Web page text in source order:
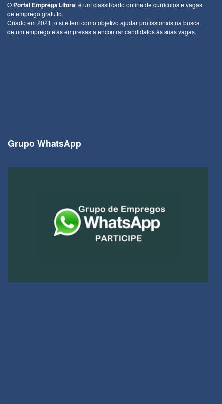
O Portal Emprega Litoral é um classificado online de currículos e vagas
de emprego gratuito.
Criado em 2021, o site tem como objetivo ajudar profissionais na busca
de um emprego e as empresas a encontrar candidatos às suas vagas.
Grupo WhatsApp